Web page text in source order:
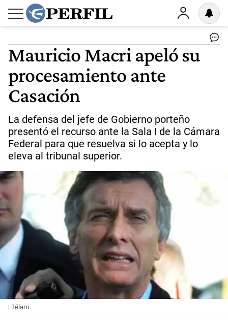
Mauricio Macri apeló su
procesamiento ante
Casación
La defensa del jefe de Gobierno porteño
presentó el recurso ante la Sala I de la Cámara
Federal para que resuelva si lo acepta y lo
eleva al tribunal superior.
| Télam